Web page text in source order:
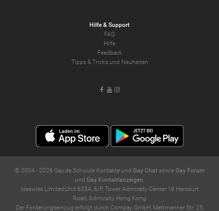
Hilfe & Support
FAQ
Hilfe
Feedback
Tipps & Tricks und Neuheiten
Facebook
YoutubeInstagram
© 2004 - 2026 Gay.de Schwule Kontakte und Gay Chatsowie Gay Forum
und Gay Kontaktanzeigen.
Ideawise Limited;Unit 603A, 6/F, Tower Admiralty Center 18 Harcourt
Road, Admiralty, Hong Kong
Der Forderungseinzug erfolgt durch Compay GmbH, Mettmanner Str. 25,